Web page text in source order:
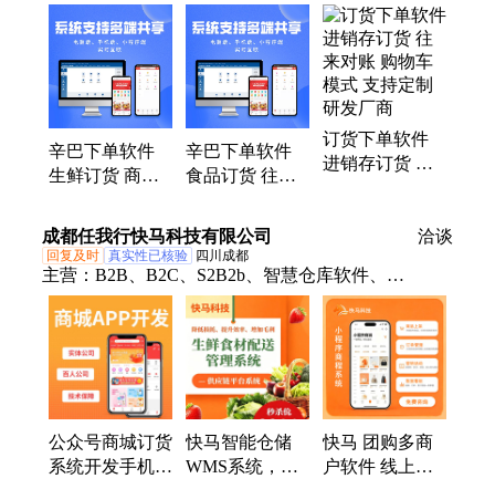
系统、三类医疗器械管理软件、医疗器械管理软件、
进销存软件、医疗器械进销存软件、药店进销存软
件、手机开单软件、批发订货下单软件、手机进销存
软件、汽修厂管理软件、医药进销存系统、订货管理
系统、订货小程序、进销存app、快消品进销存系
统、食品进销存系统、汽配进销存系统、文具进销存
系统、副食品进销存系统医药行业进销存系统、医疗
辛巴下单软件
生鲜订货 商品
定制 厂家批发
辛巴下单软件
食品订货 往来
研发机构
订货下单软件
进销存订货 往
成都任我行快马科技有限公司 洽谈
回复及时 真实性已核验 四川成都
主营： B2B、B2C、S2B2b、智慧仓库软件、
F2B2b2c、仓配一体化
公众号商城订货
系统开发手机下
快马智能仓储
WMS系统，仓
快马 团购多商
户软件 线上商